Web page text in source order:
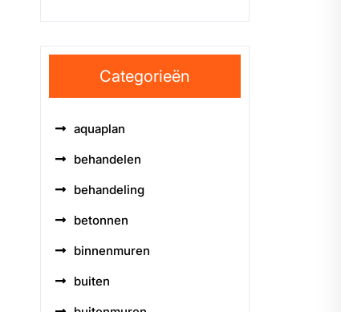
Categorieën
aquaplan
behandelen
behandeling
betonnen
binnenmuren
buiten